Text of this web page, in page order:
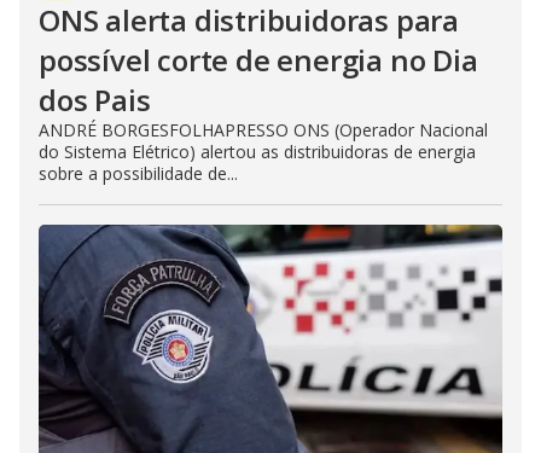
ONS alerta distribuidoras para
possível corte de energia no Dia
dos Pais
ANDRÉ BORGESFOLHAPRESSO ONS (Operador Nacional
do Sistema Elétrico) alertou as distribuidoras de energia
sobre a possibilidade de...